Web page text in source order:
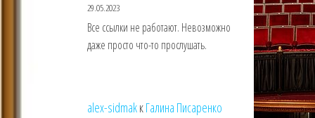
29.05.2023
Все ссылки не работают. Невозможно
даже просто что-то прослушать.
alex-sidmakкГалина Писаренко